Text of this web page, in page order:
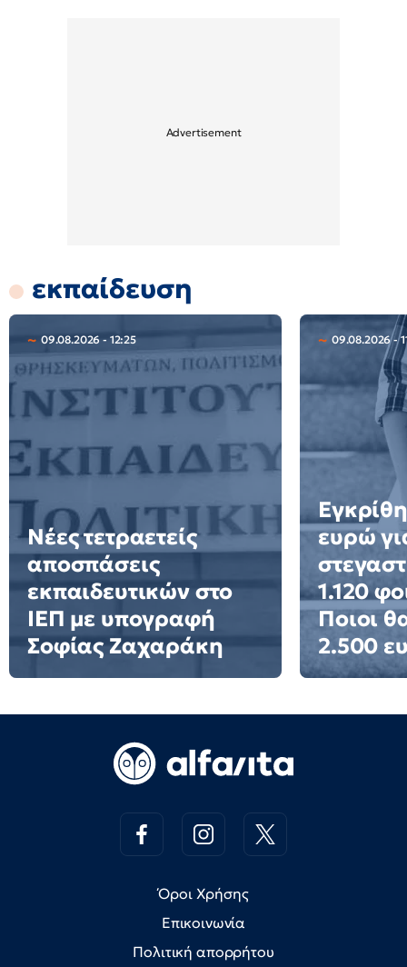
εκπαίδευση
09.08.2026 - 12:25
Νέες τετραετείς
αποσπάσεις
εκπαιδευτικών στο
ΙΕΠ με υπογραφή
Σοφίας Ζαχαράκη
09.08.2026 -
ευρώ
1.120
Ποιοι
2.500
Όροι Χρήσης
Επικοινωνία
Πολιτική απορρήτου